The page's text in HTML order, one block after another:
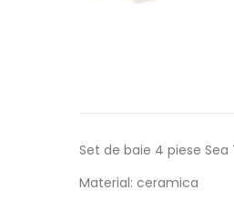
Set de baie 4 piese Sea
Material: ceramica